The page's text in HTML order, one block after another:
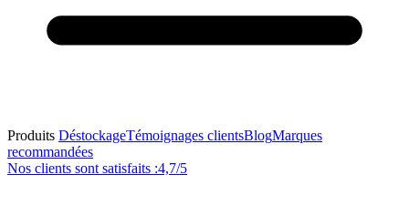
Produits DéstockageTémoignages clientsBlogMarques
recommandées
Nos clients sont satisfaits :4,7/5